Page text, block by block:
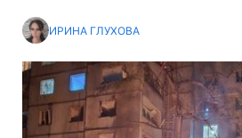
ИРИНА ГЛУХОВА